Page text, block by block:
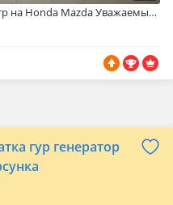
ДЛЯ ВНИМАНИЯ, для уточнения цены и наличия, звоните по номеру телефона указанного в объявлении с 10: 00 до 21: 00 БЕЗ ВЫХОДНЫХ! Имеется широкий ассортимент: дубликатов, оригинальных новых, оригинальных б/у запчастей. Только проверенные, зарекомендовавшие себя запчасти. Наш магазин предоставляет: * Гарантия до 14 дней в зависимости от качества выбранного товара. * Отправка в любой регион Казахстана и за его пределы. * Консультация и точный подбор запчастей по VIN коду автомобиля. № 2288
гур генератор